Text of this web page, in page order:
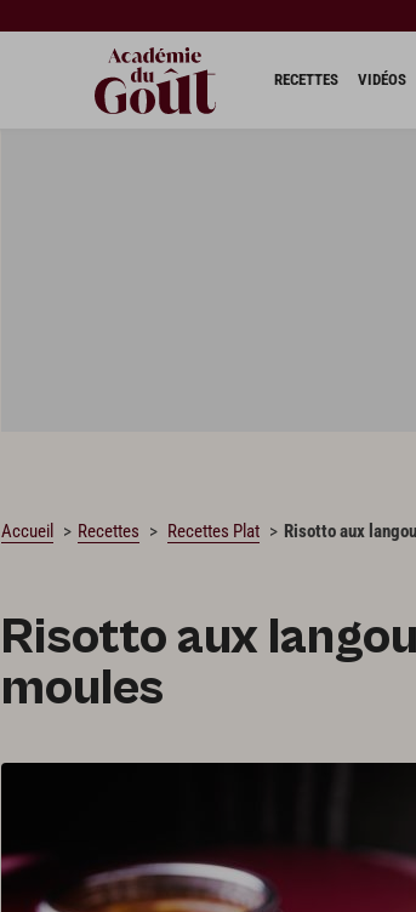
RECETTES VIDÉOS
Accueil Recettes Recettes Plat Risotto aux
Risotto aux
moules